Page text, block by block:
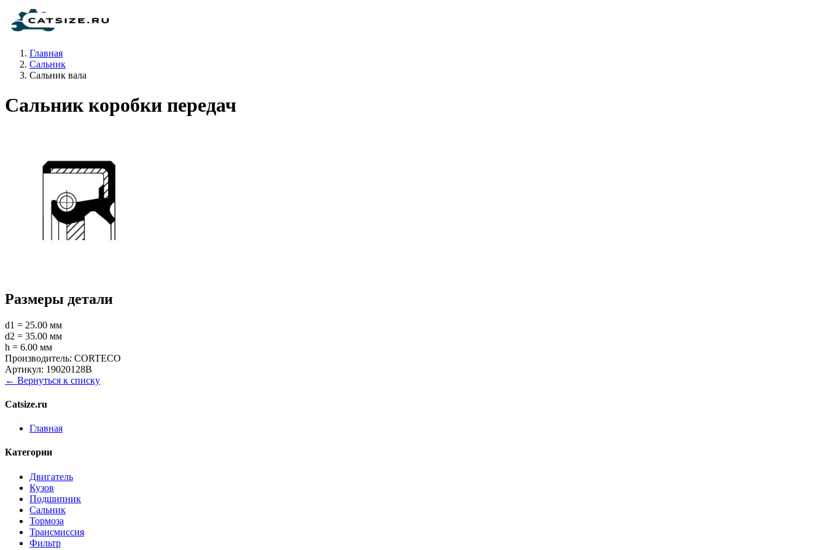
Главная
Сальник
Сальник вала
Сальник коробки передач
Размеры детали
d1 = 25.00 мм
d2 = 35.00 мм
h = 6.00 мм
Производитель: CORTECO
Артикул: 19020128B
← Вернуться к списку
Catsize.ru
Главная
Категории
Двигатель
Кузов
Подшипник
Сальник
Тормоза
Трансмиссия
Фильтр